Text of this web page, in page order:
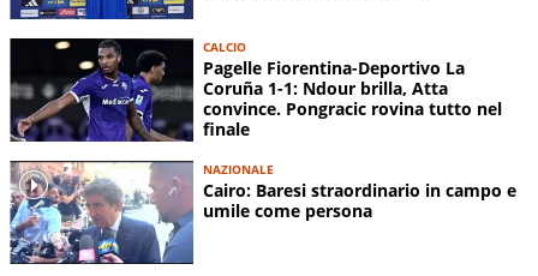
CALCIO
Pagelle Fiorentina-Deportivo La
Coruña 1-1: Ndour brilla, Atta
convince. Pongracic rovina tutto nel
finale
NAZIONALE
Cairo: Baresi straordinario in campo e
umile come persona